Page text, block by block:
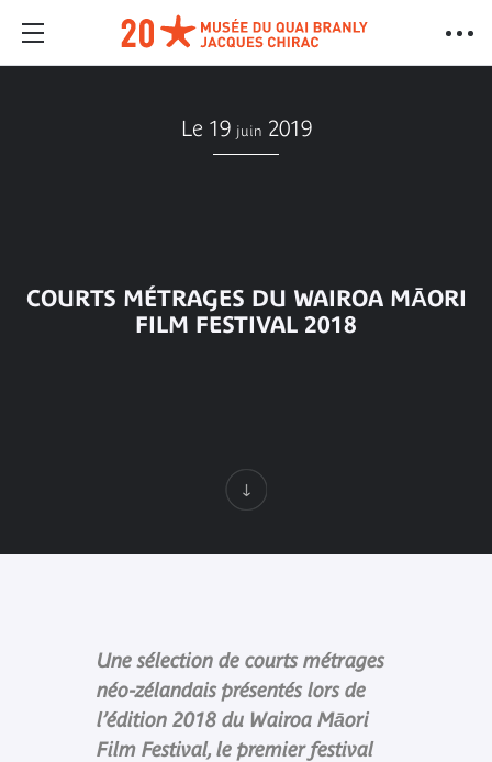
Le 19 juin 2019
COURTS MÉTRAGES DU WAIROA MĀORI
FILM FESTIVAL 2018
Une sélection de courts métrages
néo-zélandais présentés lors de
l’édition 2018 du Wairoa Māori
Film Festival, le premier festival